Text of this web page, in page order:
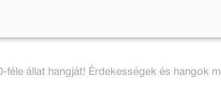
állat hangját! Érdekességek és hangok